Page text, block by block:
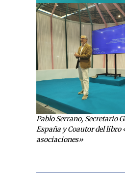
Pablo Serrano, Secretario
España y Coautor del libro
asociaciones»